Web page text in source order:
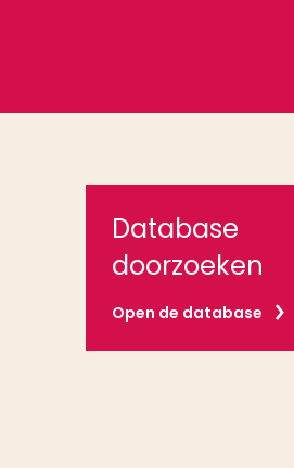
Database
doorzoeken
Open de database